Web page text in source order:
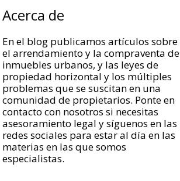
Acerca de
En el blog publicamos artículos sobre
el arrendamiento y la compraventa de
inmuebles urbanos, y las leyes de
propiedad horizontal y los múltiples
problemas que se suscitan en una
comunidad de propietarios. Ponte en
contacto con nosotros si necesitas
asesoramiento legal y síguenos en las
redes sociales para estar al día en las
materias en las que somos
especialistas.